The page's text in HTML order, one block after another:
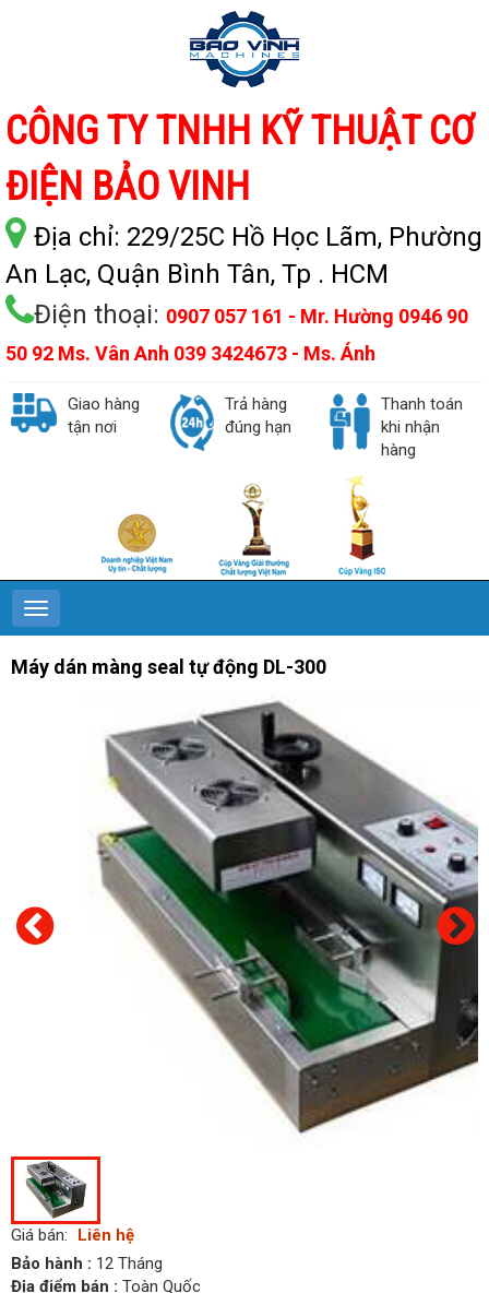
CÔNG TY TNHH KỸ THUẬT CƠ
ĐIỆN BẢO VINH
Địa chỉ: 229/25C Hồ Học Lãm, Phường
An Lạc, Quận Bình Tân, Tp . HCM
Điện thoại: 0907 057 161 - Mr. Hường 0946 90
50 92 Ms. Vân Anh 039 3424673 - Ms. Ánh
Giao hàng
tận nơi
Trả hàng
đúng hạn
Thanh toán
khi nhận
hàng
Máy dán màng seal tự động DL-300
Giá bán:
Liên hệ
Bảo hành : 12 Tháng
Địa điểm bán : Toàn Quốc